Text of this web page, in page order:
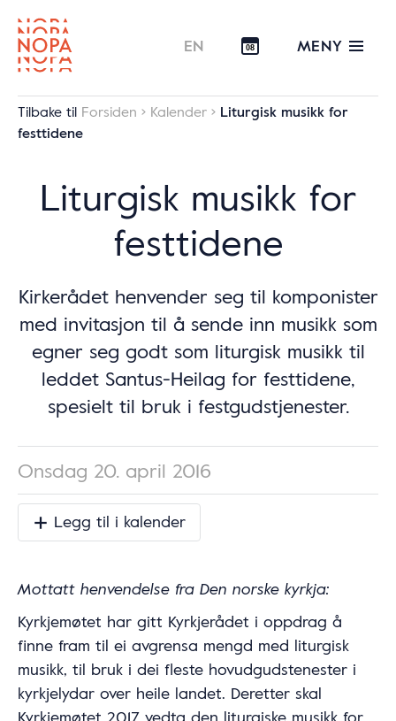
EN 08 MENY
Tilbake til Forsiden Kalender
Liturgisk musikk for
festtidene
Liturgisk musikk for
festtidene
Kirkerådet henvender seg til komponister
med invitasjon til å sende inn musikk som
egner seg godt som liturgisk musikk til
leddet Santus-Heilag for festtidene,
spesielt til bruk i festgudstjenester.
Onsdag 20. april 2016
Legg til i kalender
Mottatt henvendelse fra Den norske kyrkja:
Kyrkjemøtet har gitt Kyrkjerådet i oppdrag å
finne fram til ei avgrensa mengd med liturgisk
musikk, til bruk i dei fleste hovudgudstenester i
kyrkjelydar over heile landet. Deretter skal